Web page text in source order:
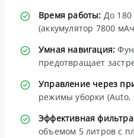
Время работы: До
(аккумулятор 7800
Умная навигация:
предотвращает
Управление через
режимы уборки (Auto,
Эффективная
объемом 5 литров с